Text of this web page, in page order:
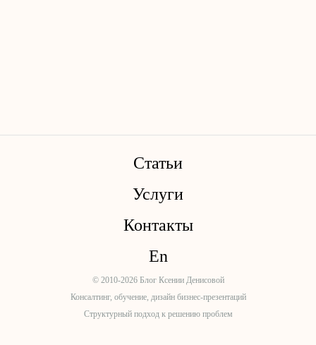
Статьи
Услуги
Контакты
En
© 2010-2026 Блог Ксении Денисовой
Консалтинг, обучение, дизайн бизнес-презентаций
Структурный подход к решению проблем